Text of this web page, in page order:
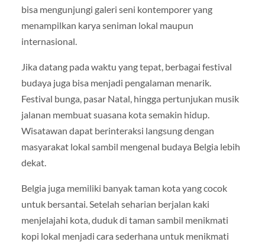
bisa mengunjungi galeri seni kontemporer yang
menampilkan karya seniman lokal maupun
internasional.
Jika datang pada waktu yang tepat, berbagai festival
budaya juga bisa menjadi pengalaman menarik.
Festival bunga, pasar Natal, hingga pertunjukan musik
jalanan membuat suasana kota semakin hidup.
Wisatawan dapat berinteraksi langsung dengan
masyarakat lokal sambil mengenal budaya Belgia lebih
dekat.
Belgia juga memiliki banyak taman kota yang cocok
untuk bersantai. Setelah seharian berjalan kaki
menjelajahi kota, duduk di taman sambil menikmati
kopi lokal menjadi cara sederhana untuk menikmati